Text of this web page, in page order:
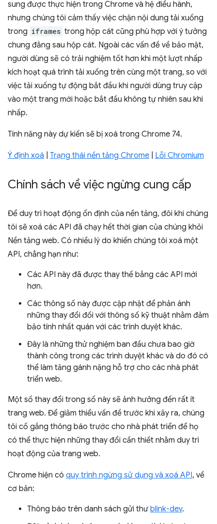
sung được thực hiện trong Chrome và hệ điều hành,
nhưng chúng tôi cảm thấy việc chặn nội dung tải xuống
trong iframes trong hộp cát cũng phù hợp với ý tưởng
chung đằng sau hộp cát. Ngoài các vấn đề về bảo mật,
người dùng sẽ có trải nghiệm tốt hơn khi một lượt nhấp
kích hoạt quá trình tải xuống trên cùng một trang, so với
việc tải xuống tự động bắt đầu khi người dùng truy cập
vào một trang mới hoặc bắt đầu không tự nhiên sau khi
nhấp.
Tính năng này dự kiến sẽ bị xoá trong Chrome 74.
Ý định xoá Trạng thái nền tảng Chrome Lỗi Chromium
Chính sách về việc ngừng cung cấp
Để duy trì hoạt động ổn định của nền tảng, đôi khi chúng
tôi sẽ xoá các API đã chạy hết thời gian của chúng khỏi
Nền tảng web. Có nhiều lý do khiến chúng tôi xoá một
API, chẳng hạn như:
Các API này đã được thay thế bằng các API mới
hơn.
Các thông số này được cập nhật để phản ánh
những thay đổi đối với thông số kỹ thuật nhằm đảm
bảo tính nhất quán với các trình duyệt khác.
Đây là những thử nghiệm ban đầu chưa bao giờ
thành công trong các trình duyệt khác và do đó có
thể làm tăng gánh nặng hỗ trợ cho các nhà phát
triển web.
Một số thay đổi trong số này sẽ ảnh hưởng đến rất ít
trang web. Để giảm thiểu vấn đề trước khi xảy ra, chúng
tôi cố gắng thông báo trước cho nhà phát triển để họ
có thể thực hiện những thay đổi cần thiết nhằm duy trì
hoạt động của trang web.
Chrome hiện có quy trình ngừng sử dụng và xoá API, về
cơ bản:
Thông báo trên danh sách gửi thư blink-dev.